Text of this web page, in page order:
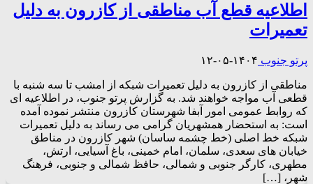
اطلاعیه قطع آب مناطقی از کازرون به دلیل
تعمیرات
پرتو جنوب ۱۴۰۴-۰۵-۱۲
مناطقی از کازرون به دلیل تعمیرات شبکه از امشب تا سه شنبه با
قطعی آب مواجه خواهند شد. به گزارش پرتو جنوب، در اطلاعیه ای
که روابط عمومی امور آبفا شهرستان کازرون منتشر نموده آمده
است: به استحضار همشهریان گرامی می رساند به دلیل تعمیرات
شبکه خط اصلی (خط چشمه ساسان) شهر کازرون در مناطق
خیابان های سعدی، سلمان، امام خمینی، باغ آسیایی، ارتش،
مطهری، کارگر جنوبی و شمالی، حافظ شمالی و جنوبی، فرهنگ
شهر، […]